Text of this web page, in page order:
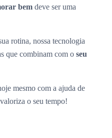
bem deve ser uma
rotina, nossa tecnologia
que combinam com o seu
mesmo com a ajuda de
o seu tempo!